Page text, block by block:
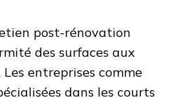
post-rénovation
des surfaces aux
entreprises comme
dans les courts